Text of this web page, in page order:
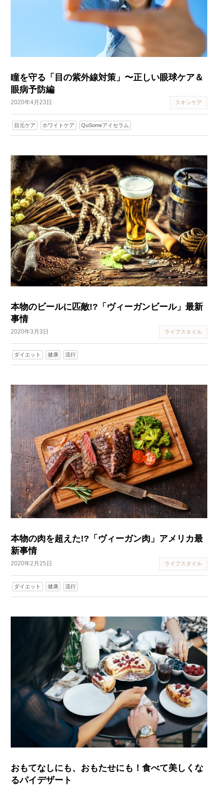
瞳を守る「目の紫外線対策」〜正しい眼球ケア＆
眼病予防編
2020年4月23日 スキンケア
目元ケア ホワイトケア QuSomeアイセラム
本物のビールに匹敵!?「ヴィーガンビール」最新
事情
2020年3月3日 ライフスタイル
ダイエット 健康 流行
本物の肉を超えた!?「ヴィーガン肉」アメリカ最
新事情
2020年2月25日 ライフスタイル
ダイエット 健康 流行
おもてなしにも、おもたせにも！食べて美しくな
るパイデザート